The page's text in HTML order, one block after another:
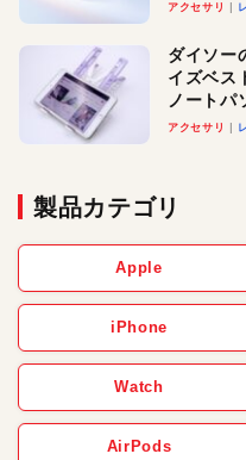
アクセサリ
ダイソー
イズベス
ノートパ
べる楽し
アクセサリ
製品カテゴリ
Apple
iPhone
Watch
AirPods